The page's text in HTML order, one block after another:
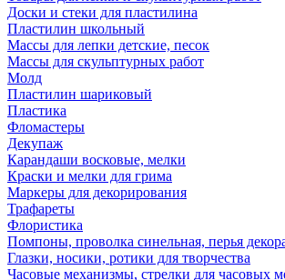
Доски и стеки для пластилина
Пластилин школьный
Массы для лепки детские, песок
Массы для скульптурных работ
Молд
Пластилин шариковый
Пластика
Фломастеры
Декупаж
Карандаши восковые, мелки
Краски и мелки для грима
Маркеры для декорирования
Трафареты
Флористика
Помпоны, проволка синельная, перья
Глазки, носики, ротики для творчества
Часовые механизмы, стрелки для часовых